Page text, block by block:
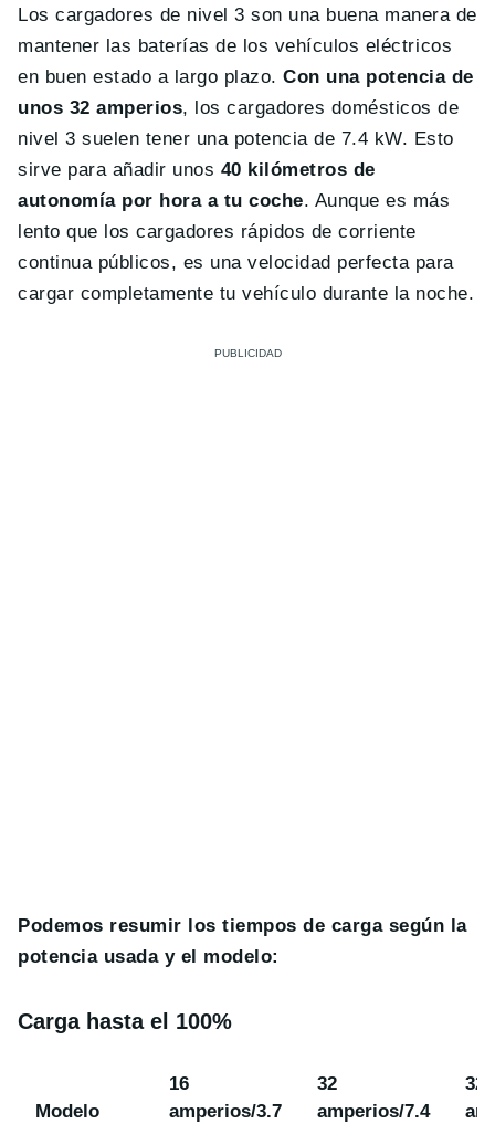
Los cargadores de nivel 3 son una buena manera de
mantener las baterías de los vehículos eléctricos
en buen estado a largo plazo.Con una potencia de
unos 32 amperios, los cargadores domésticos de
nivel 3 suelen tener una potencia de 7.4 kW. Esto
sirve para añadir unos 40 kilómetros de
autonomía por hora a tu coche. Aunque es más
lento que los cargadores rápidos de corriente
continua públicos, es una velocidad perfecta para
cargar completamente tu vehículo durante la noche.
Podemos resumir los tiempos de carga según la
potencia usada y el modelo:
Carga hasta el 100%
Modelo
16
amperios/3.7
32
amperios/7.4
32